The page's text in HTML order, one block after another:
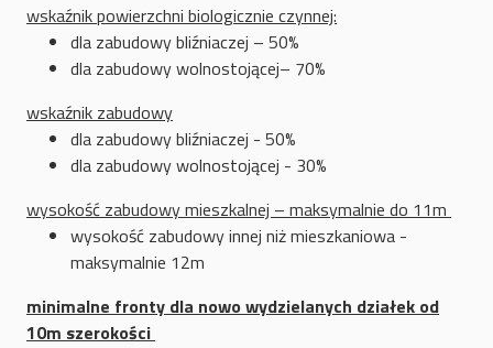
wskaźnik powierzchni biologicznie czynnej:
dla zabudowy bliźniaczej – 50%
dla zabudowy wolnostojącej– 70%
wskaźnik zabudowy
dla zabudowy bliźniaczej - 50%
dla zabudowy wolnostojącej - 30%
wysokość zabudowy mieszkalnej – maksymalnie do 11m
wysokość zabudowy innej niż mieszkaniowa -
maksymalnie 12m
minimalne fronty dla nowo wydzielanych działek od
10m szerokości